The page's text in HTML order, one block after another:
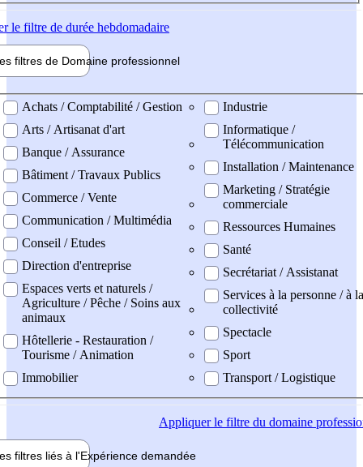
le filtre de durée hebdomadaire
filtres de Domaine professionnel
professionel
Achats / Comptabilité / Gestion
Arts / Artisanat d'art
Banque / Assurance
Bâtiment / Travaux Publics
Commerce / Vente
Communication / Multimédia
Conseil / Etudes
Direction d'entreprise
Espaces verts et naturels /
Agriculture / Pêche / Soins aux
animaux
Hôtellerie - Restauration /
Tourisme / Animation
Immobilier
Industrie
Informatique /
Télécommunication
Installation / Maintenance
Marketing / Stratégie
commerciale
Ressources Humaines
Santé
Secrétariat / Assistanat
Services à la personne / à la
collectivité
Spectacle
Sport
Transport / Logistique
Appliquerle filtre du domaine
filtres liés à l'Expérience demandée